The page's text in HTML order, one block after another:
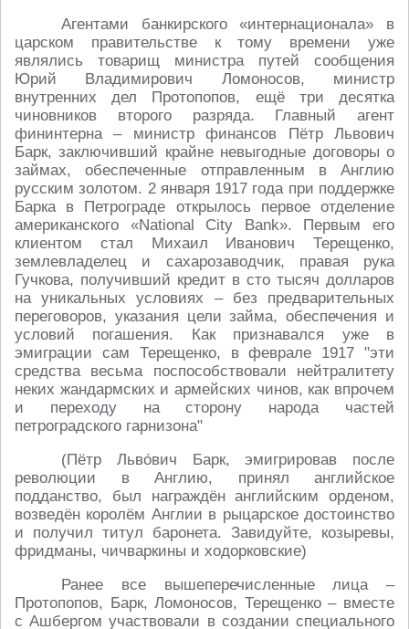
Агентами банкирского «интернационала» в
царском правительстве к тому времени уже
являлись товарищ министра путей сообщения
Юрий Владимирович Ломоносов, министр
внутренних дел Протопопов, ещё три десятка
чиновников второго разряда. Главный агент
фининтерна – министр финансов Пётр Львович
Барк, заключивший крайне невыгодные договоры о
займах, обеспеченные отправленным в Англию
русским золотом. 2 января 1917 года при поддержке
Барка в Петрограде открылось первое отделение
американского «National City Вank». Первым его
клиентом стал Михаил Иванович Терещенко,
землевладелец и сахарозаводчик, правая рука
Гучкова, получивший кредит в сто тысяч долларов
на уникальных условиях – без предварительных
переговоров, указания цели займа, обеспечения и
условий погашения. Как признавался уже в
эмиграции сам Терещенко, в феврале 1917 "эти
средства весьма поспособствовали нейтралитету
неких жандармских и армейских чинов, как впрочем
и переходу на сторону народа частей
петроградского гарнизона"
(Пётр Льво́вич Барк, эмигрировав после
революции в Англию, принял английское
подданство, был награждён английским орденом,
возведён королём Англии в рыцарское достоинство
и получил титул баронета. Завидуйте, козыревы,
фридманы, чичваркины и ходорковские)
Ранее все вышеперечисленные лица –
Протопопов, Барк, Ломоносов, Терещенко – вместе
с Ашбергом участвовали в создании специального